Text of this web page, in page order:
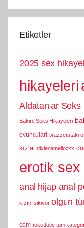
Etiketler
2025 sex
hikayeleri
Aldatanlar Seks
Bakire Seks Hikayeleri
oyunculari brazzerstaki
kızlar dixiedamelioxxx
erotik sex
anal hijap anal
kızını sikiyor olgun
com rokettube tüm